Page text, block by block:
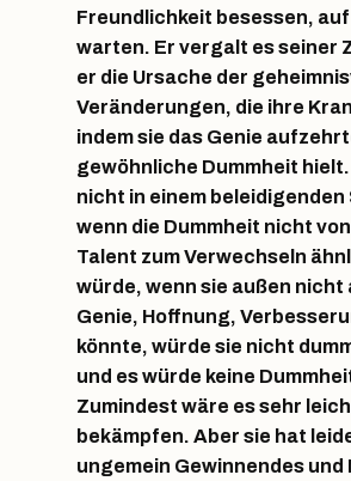
Freundlichkeit besessen, auf
warten. Er vergalt es seiner
er die Ursache der
Veränderungen, die ihre
indem sie das Genie
gewöhnliche Dummheit
nicht in einem beleidigenden
wenn die Dummheit nicht
Talent zum Verwechseln
würde, wenn sie außen
Genie, Hoffnung,
könnte, würde sie nicht
und es würde keine
Zumindest wäre es sehr
bekämpfen. Aber sie hat
ungemein Gewinnendes